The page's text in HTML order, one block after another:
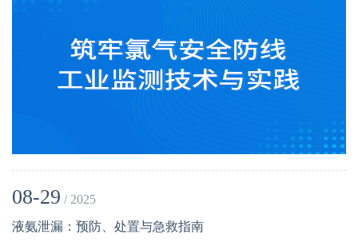
08-29 / 2025
液氨泄漏：预防、处置与急救指南